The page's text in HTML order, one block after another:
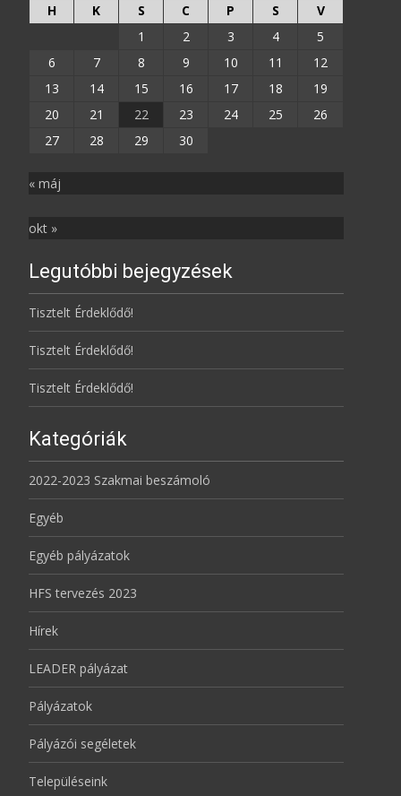
H
K S C P S
V
1
2 3 4
5
6
7 8 9 10 11
12
13
14 15 16 17 18
19
20
21 22 23 24 25
26
27
28 29 30
« máj
okt »
Legutóbbi bejegyzések
Tisztelt Érdeklődő!
Tisztelt Érdeklődő!
Tisztelt Érdeklődő!
Kategóriák
2022-2023 Szakmai beszámoló
Egyéb
Egyéb pályázatok
HFS tervezés 2023
Hírek
LEADER pályázat
Pályázatok
Pályázói segéletek
Településeink